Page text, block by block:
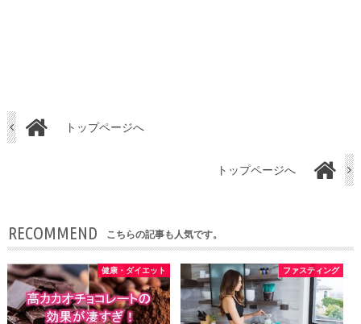
トップページへ
トップページへ
RECOMMEND こちらの記事も人気です。
健康・ダイエット ファスティング